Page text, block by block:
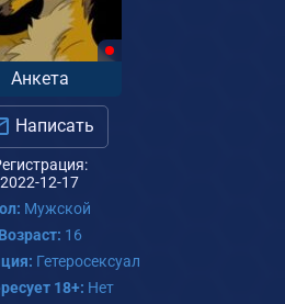
Анкета
Написать
2022-12-17
Мужской
Возраст: 16
Гетеросексуал
18+: Нет